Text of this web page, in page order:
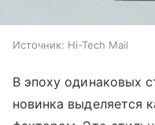
Источник: Hi-Tech Mail
В эпоху одинаковых
новинка